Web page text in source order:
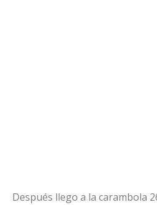
Después llego a la carambola